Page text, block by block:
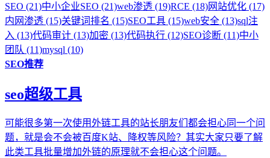
SEO (21)中小企业SEO (21)web渗透 (19)RCE (18)网站优化 (17)
内网渗透 (15)关键词排名 (15)SEO工具 (15)web安全 (13)sql注
入 (13)代码审计 (13)加密 (13)代码执行 (12)SEO诊断 (11)中小
团队 (11)mysql (10)
SEO推荐
seo超级工具
可能很多第一次使用外链工具的站长朋友们都会担心同一个问
题，就是会不会被百度K站、降权等风险？其实大家只要了解
此类工具批量增加外链的原理就不会担心这个问题。